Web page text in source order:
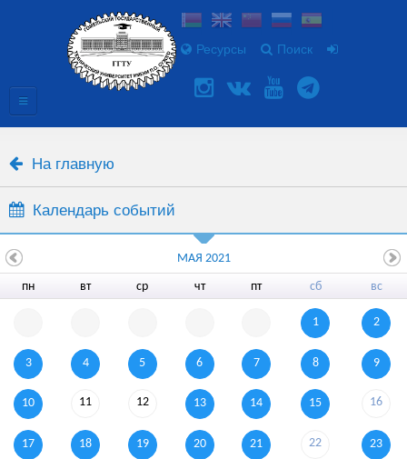
Ресурсы Поиск
На главную
Календарь событий
пн вт ср чт пт сб вс
1 2
3 4 5 6 7 8 9
10 11 12 13 14 15 16
17 18 19 20 21 22 23
МАЯ 2021